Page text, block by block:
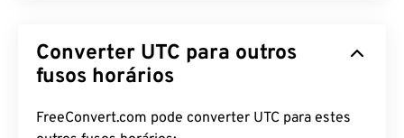
Converter UTC para outros
fusos horários
FreeConvert.com pode converter UTC para estes